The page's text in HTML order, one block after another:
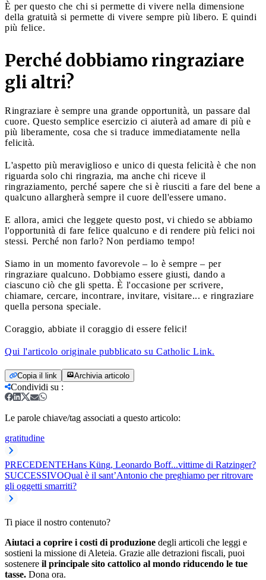
È per questo che chi si permette di vivere nella dimensione
della gratuità si permette di vivere sempre più libero. E quindi
più felice.
Perché dobbiamo ringraziare
gli altri?
Ringraziare è sempre una grande opportunità, un passare dal
cuore. Questo semplice esercizio ci aiuterà ad amare di più e
più liberamente, cosa che si traduce immediatamente nella
felicità.
L'aspetto più meraviglioso e unico di questa felicità è che non
riguarda solo chi ringrazia, ma anche chi riceve il
ringraziamento, perché sapere che si è riusciti a fare del bene a
qualcuno allargherà sempre il cuore dell'essere umano.
E allora, amici che leggete questo post, vi chiedo se abbiamo
l'opportunità di fare felice qualcuno e di rendere più felici noi
stessi. Perché non farlo? Non perdiamo tempo!
Siamo in un momento favorevole – lo è sempre – per
ringraziare qualcuno. Dobbiamo essere giusti, dando a
ciascuno ciò che gli spetta. È l'occasione per scrivere,
chiamare, cercare, incontrare, invitare, visitare... e ringraziare
quella persona speciale.
Coraggio, abbiate il coraggio di essere felici!
Qui l'articolo originale pubblicato su Catholic Link.
Copia il link Archivia articolo
Condividi su :
Le parole chiave/tag associati a questo articolo:
gratitudine
PRECEDENTEHans Küng, Leonardo Boff...vittime di Ratzinger?
SUCCESSIVOQual è il sant’Antonio che preghiamo per ritrovare
gli oggetti smarriti?
Ti piace il nostro contenuto?
Aiutaci a coprire i costi di produzione degli articoli che leggi e
sostieni la missione di Aleteia. Grazie alle detrazioni fiscali, puoi
sostenere il principale sito cattolico al mondo riducendo le tue
tasse. Dona ora.